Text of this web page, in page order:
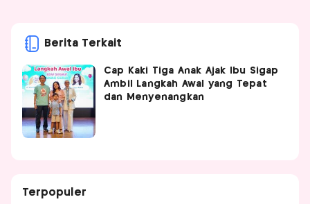
Berita Terkait
Cap Kaki Tiga Anak Ajak Ibu Sigap
Ambil Langkah Awal yang Tepat
dan Menyenangkan
Terpopuler